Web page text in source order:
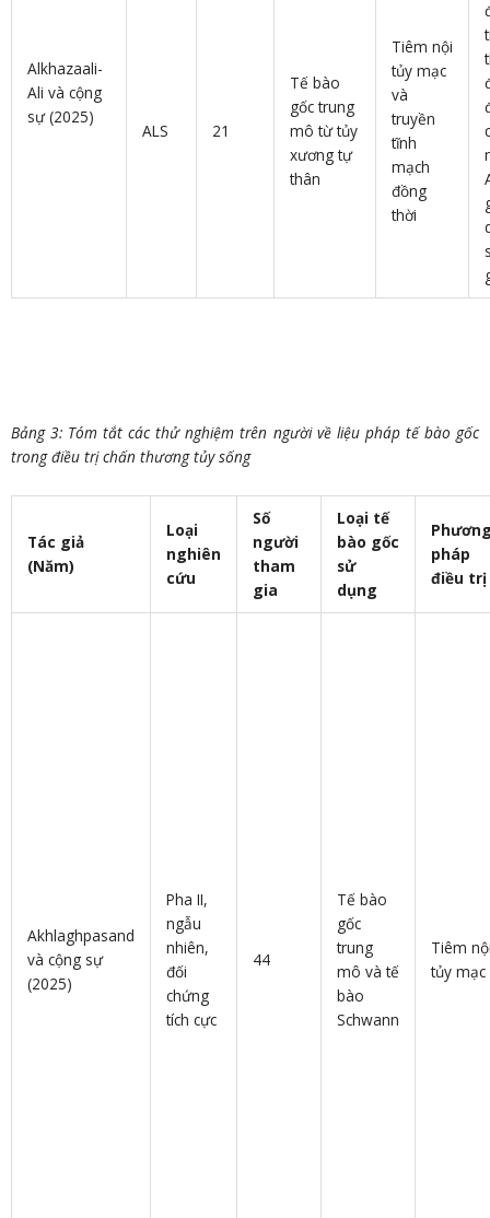
Alkhazaali-
Ali và cộng
sự (2025)
ALS 21
Tế bào
gốc trung
mô từ tủy
xương tự
thân
Tiêm nội
tủy mạc
và
truyền
tĩnh
mạch
đồng
thời
Bảng 3: Tóm tắt các thử nghiệm trên người về liệu pháp tế bào gốc
trong điều trị chấn thương tủy sống
Tác giả
(Năm)
Loại
nghiên
cứu
Số
người
tham
gia
Loại tế
bào gốc
sử
dụng
pháp
điều trị
Akhlaghpasand
và cộng sự
(2025)
Pha II,
ngẫu
nhiên,
đối
chứng
tích cực
44
Tế bào
gốc
trung
mô và tế
bào
Schwann
Tiêm
tủy mạc